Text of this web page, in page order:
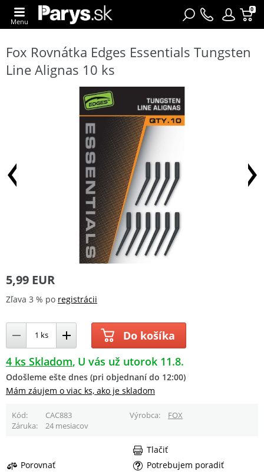
0
Menu
Fox Rovnátka Edges Essentials Tungsten
Line Alignas 10 ks
5,99 EUR
Zľava 3 % po registrácii
Do košíka
4 ks Skladom U vás už utorok 11.8.
Odošleme ešte dnes (pri objednaní do 12:00)
Mám záujem o viac ks, ako je skladom
Kód CAC883 Výrobca
FOX
Záruka
24 mesiacov
Porovnať
Potrebujem poradiť
Tlačiť